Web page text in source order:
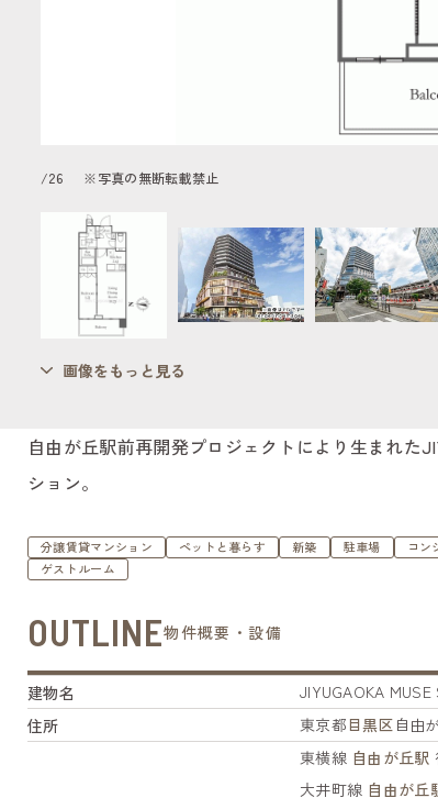
/26 ※写真の無断転載禁止
画像をもっと見る
自由が丘駅前再開発プロジェクトにより生まれ
ション。
分譲賃貸マンション ペットと暮らす 新築 駐車場 コン
ゲストルーム
OUTLINE物件概要・設備
建物名 JIYUGAOKA MUSE
住所 東京都目黒区 自由
東横線 自由が丘駅
大井町線 自由が丘